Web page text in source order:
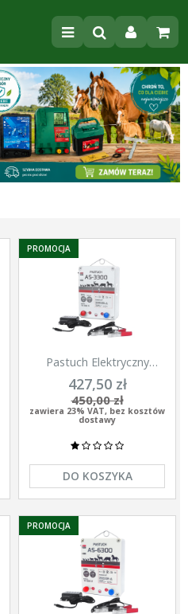
Pastuch Elektryczny
Elektryzator uniwersalny
Pomelac AS-3300 3,3 Jula
427,50 zł
450,00 zł
zawiera 23% VAT, bez kosztów
dostawy
DO KOSZYKA
PROMOCJA
PROMOCJA